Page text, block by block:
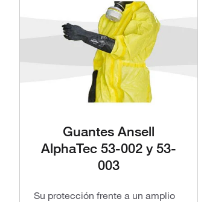
Guantes Ansell
AlphaTec 53-002 y 53-
003
Su protección frente a un amplio